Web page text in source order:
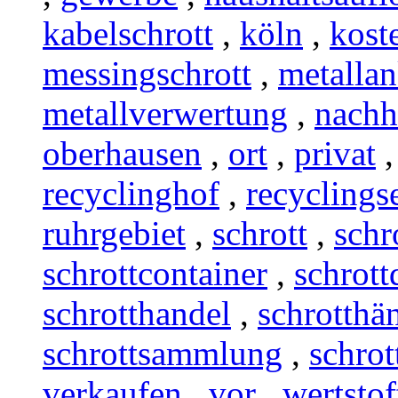
kabelschrott , köln ,
messingschrott ,
metallverwertung ,
oberhausen , ort , privat
recyclinghof ,
ruhrgebiet , schrott ,
schrottcontainer ,
schrotthandel ,
schrottsammlung ,